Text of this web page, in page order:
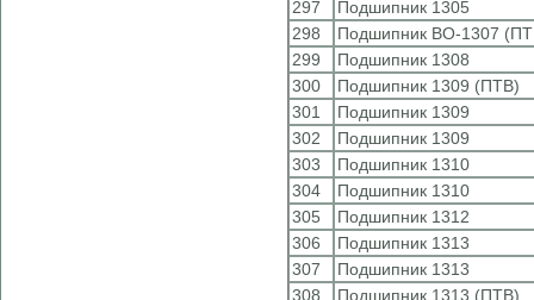
297
Подшипник 1305
298
Подшипник ВО-1307
299
Подшипник 1308
300
Подшипник 1309 (ПТВ)
301
Подшипник 1309
302
Подшипник 1309
303
Подшипник 1310
304
Подшипник 1310
305
Подшипник 1312
306
Подшипник 1313
307
Подшипник 1313
308
Подшипник 1313 (ПТВ)